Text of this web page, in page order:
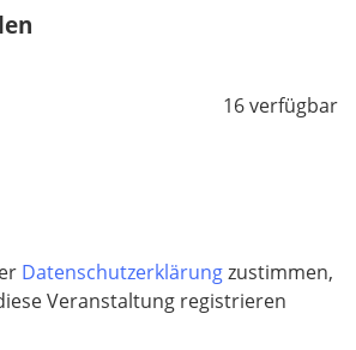
16 verfügbar
Datenschutzerklärungzustimmen,
Veranstaltung registrieren